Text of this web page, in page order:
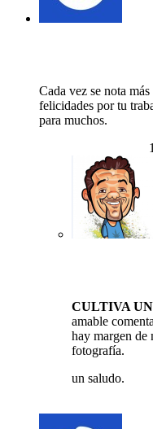
Cada vez se nota
felicidades por tu
para muchos.
CULTIVA
amable
hay margen de
fotografía.
un saludo.